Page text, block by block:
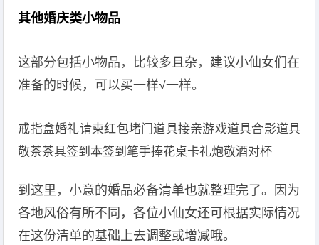
其他婚庆类小物品
这部分包括小物品，比较多且杂，建议小仙女们在
准备的时候，可以买一样√一样。
戒指盒婚礼请柬红包堵门道具接亲游戏道具合影道具
敬茶茶具签到本签到笔手捧花桌卡礼炮敬酒对杯
到这里，小意的婚品必备清单也就整理完了。因为
各地风俗有所不同，各位小仙女还可根据实际情况
在这份清单的基础上去调整或增减哦。